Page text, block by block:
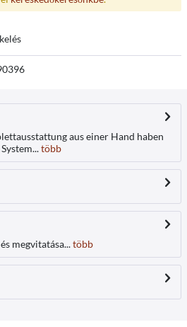
aus einer Hand haben
több
megvitatása...több